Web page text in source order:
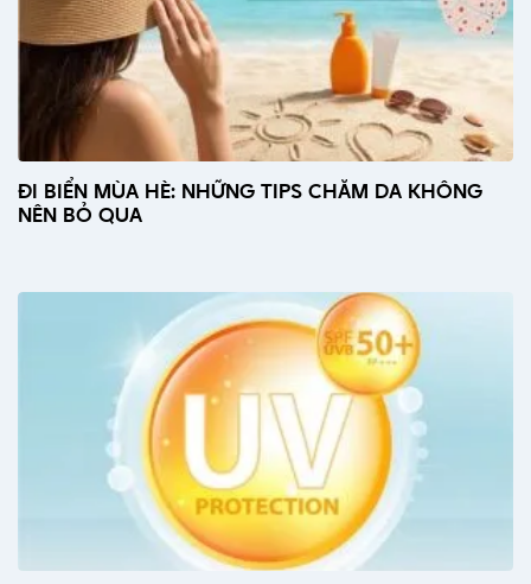
ĐI BIỂN MÙA HÈ: NHỮNG TIPS CHĂM DA KHÔNG
NÊN BỎ QUA